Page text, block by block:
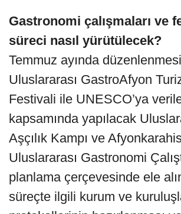
Gastronomi çalışmaları ve
süreci nasıl yürütülecek?
Temmuz ayında
Uluslararası GastroAfyon
Festivali ile UNESCO’ya
kapsamında yapılacak
Aşçılık Kampı ve
Uluslararası Gastronomi
planlama çerçevesinde ele
süreçte ilgili kurum ve